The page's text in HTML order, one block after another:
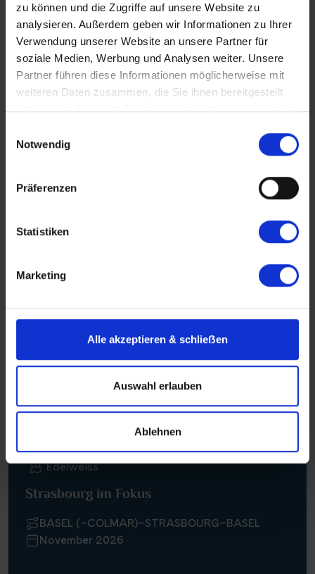
zu können und die Zugriffe auf unsere Website zu
analysieren. Außerdem geben wir Informationen zu Ihrer
Verwendung unserer Website an unsere Partner für
soziale Medien, Werbung und Analysen weiter. Unsere
Partner führen diese Informationen möglicherweise mit
weiteren Daten zusammen, die Sie ihnen bereitgestellt
haben oder die sie im Rahmen Ihrer Nutzung der Dienste
Notwendig
Präferenzen
Statistiken
Marketing
Alle akzeptieren & schlieẞen
Auswahl erlauben
Ablehnen
Edelweiss
Schlagerreise ganz in Weiss
BASEL–STRASBOURG–BASEL
Oktober 2026
3 Tageab 790 € Buchen
Edelweiss
Strasbourg im Fokus
BASEL (–COLMAR)–STRASBOURG–BASEL
November 2026